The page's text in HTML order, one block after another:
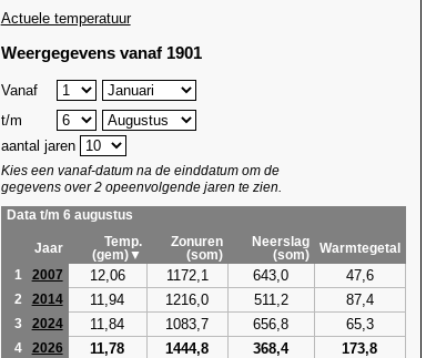
Actuele temperatuur
Weergegevens vanaf 1901
Vanaf
t/m
aantal jaren
Kies een vanaf-datum na de einddatum om de
gegevens over 2 opeenvolgende jaren te zien.
Data t/m 6 augustus
Jaar
Temp.
(gem)▼
Zonuren
(som)
Neerslag
(som)
Warmtegetal
1
2007 12,06 1172,1 643,0 47,6
2 2014 11,94 1216,0 511,2 87,4
3 2024 11,84 1083,7 656,8 65,3
4 2026 11,78 1444,8 368,4 173,8